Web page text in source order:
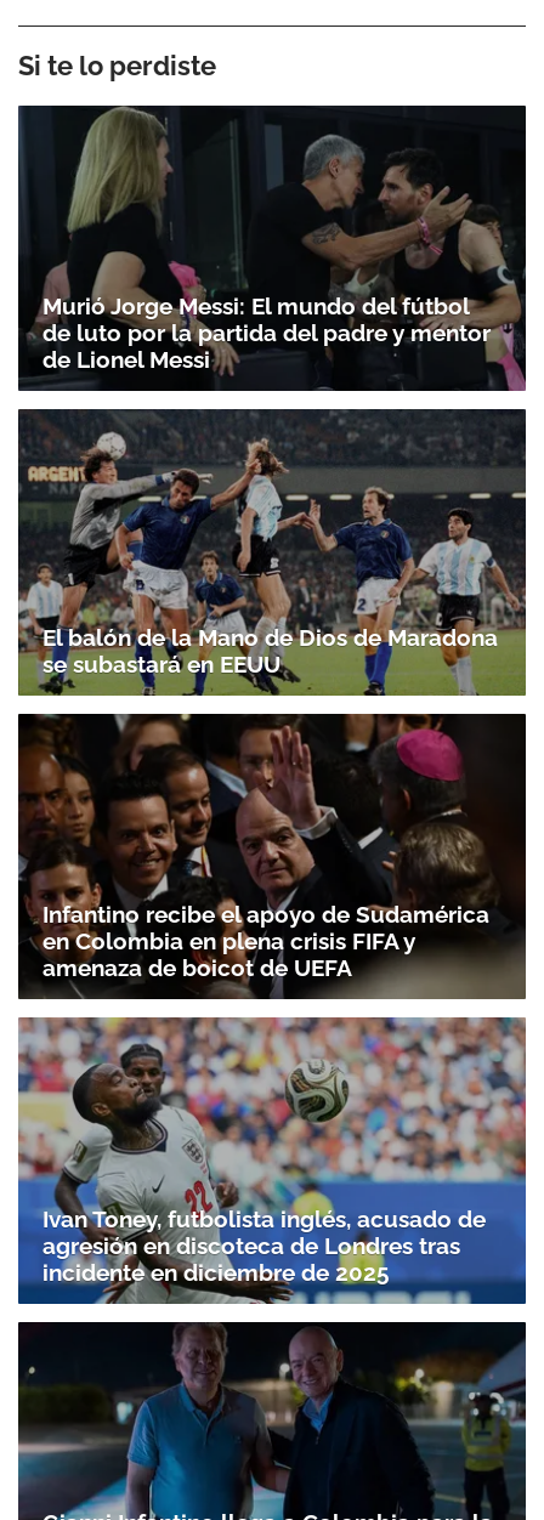
Si te lo perdiste
Murió Jorge Messi: El mundo del fútbol
de luto por la partida del padre y mentor
de Lionel Messi
El balón de la Mano de Dios de Maradona
se subastará en EEUU
Infantino recibe el apoyo de Sudamérica
en Colombia en plena crisis FIFA y
amenaza de boicot de UEFA
Ivan Toney, futbolista inglés, acusado de
agresión en discoteca de Londres tras
incidente en diciembre de 2025